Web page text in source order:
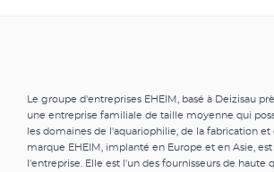
Le groupe d'entreprises EHEIM, basé à Deizisau
une entreprise familiale de taille moyenne qui
les domaines de l'aquariophilie, de la fabrication et
marque EHEIM, implanté en Europe et en Asie,
l'entreprise. Elle est l'un des fournisseurs de haute